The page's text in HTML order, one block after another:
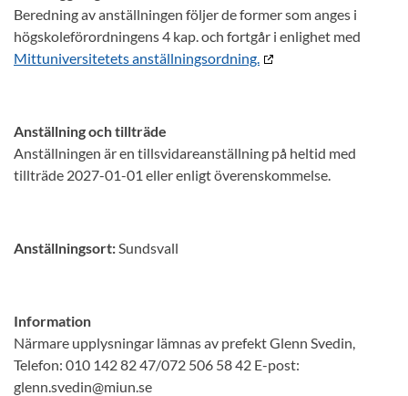
Beredning av anställningen följer de former som anges i
högskoleförordningens 4 kap. och fortgår i enlighet med
Mittuniversitetets anställningsordning.
Anställning och tillträde
Anställningen är en tillsvidareanställning på heltid med
tillträde 2027-01-01 eller enligt överenskommelse.
Anställningsort:Sundsvall
Information
Närmare upplysningar lämnas av prefekt Glenn Svedin,
Telefon: 010 142 82 47/072 506 58 42 E-post:
glenn.svedin@miun.se